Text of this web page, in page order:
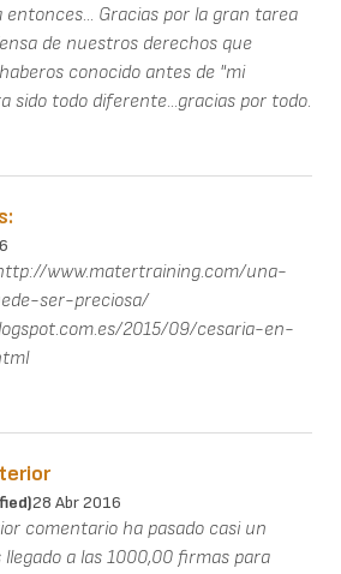
entonces... Gracias por la gran tarea
de nuestros derechos que
conocido antes de "mi
sido todo diferente...gracias por todo.
www.matertraining.com/una-
ser-preciosa/
2015/09/cesaria-en-
28 Abr 2016
comentario ha pasado casi un
a las 1000,00 firmas para